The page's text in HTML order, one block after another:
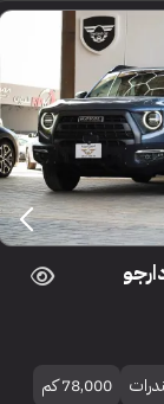
78,000 كم